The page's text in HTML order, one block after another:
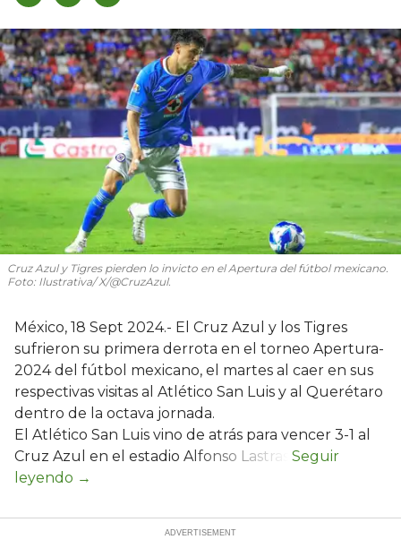
Cruz Azul y Tigres pierden lo invicto en el Apertura del fútbol mexicano.
Foto: Ilustrativa/ X/@CruzAzul.
México, 18 Sept 2024.- El Cruz Azul y los Tigres
sufrieron su primera derrota en el torneo Apertura-
2024 del fútbol mexicano, el martes al caer en sus
respectivas visitas al Atlético San Luis y al Querétaro
dentro de la octava jornada.
El Atlético San Luis vino de atrás para vencer 3-1 al
Cruz Azul en el estadio Alfonso Lastras.